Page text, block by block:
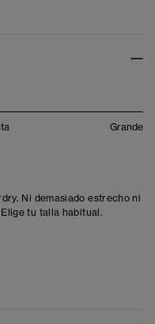
Grande
Ni demasiado estrecho ni
tu talla habitual.